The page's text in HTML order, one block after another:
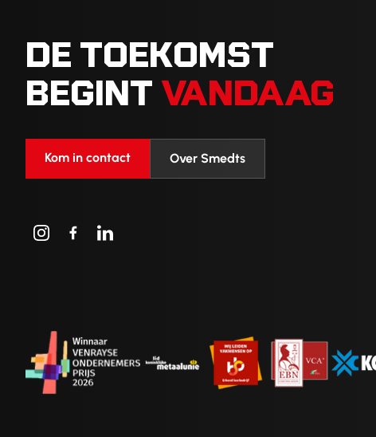
DE TOEKOMST
BEGINT VANDAAG
Kom in contact Over Smedts